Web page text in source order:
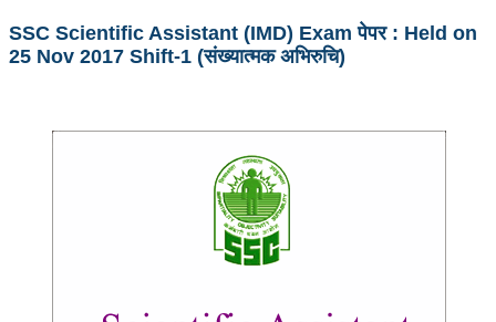
Exam Calendar
SSC CGL (Tier-1) हिन्दी PDF Notes
SSC Scientific Assistant (IMD) Exam पेपर : Held on
25 Nov 2017 Shift-1 (संख्यात्मक अभिरुचि)